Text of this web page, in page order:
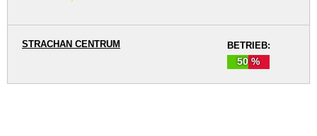
BETRIEB:
50 %
STRACHAN CENTRUM